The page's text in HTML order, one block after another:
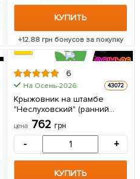
КУПИТЬ
+12.88грн бонусов за покупку
6
На Осень-2026 43072
Крыжовник на штамбе
"Неслуховский" (ранний
срок созревания,
крупноплодный) 1 саженец
цена 762 грн
- +
КУПИТЬ